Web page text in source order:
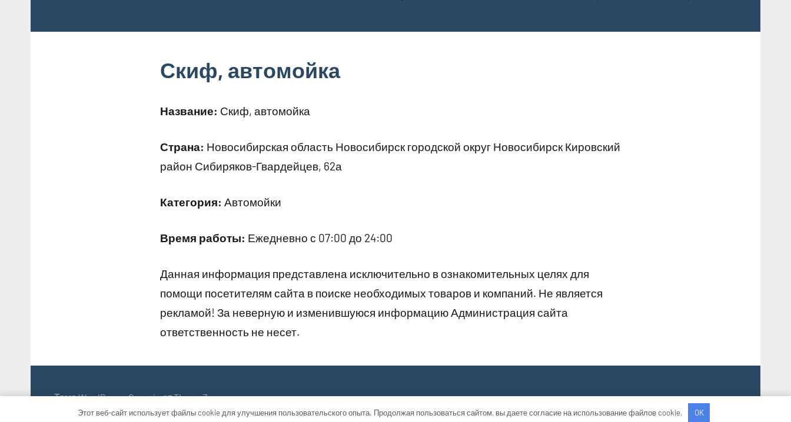
Скиф, автомойка
Название: Скиф, автомойка
Страна: Новосибирская область Новосибирск городской округ Новосибирск Кировский
район Сибиряков-Гвардейцев, 62а
Категория: Автомойки
Время работы: Ежедневно с 07:00 до 24:00
Данная информация представлена исключительно в ознакомительных целях для
помощи посетителям сайта в поиске необходимых товаров и компаний. Не является
рекламой! За неверную и изменившуюся информацию Администрация сайта
ответственность не несет.
Тема WordPress: Occasio от ThemeZee.
Этот веб-сайт использует файлы cookie для улучшения пользовательского опыта. Продолжая пользоваться сайтом, вы даете согласие на использование файлов cookie. OK